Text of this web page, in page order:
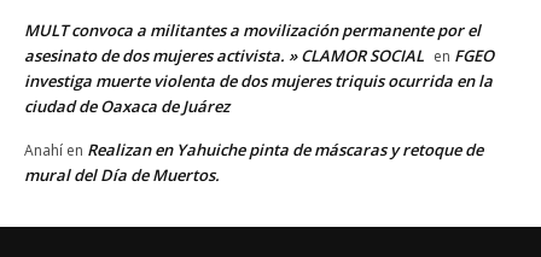
MULT convoca a militantes a movilización permanente por el
asesinato de dos mujeres activista. » CLAMOR SOCIAL en FGEO
investiga muerte violenta de dos mujeres triquis ocurrida en la
ciudad de Oaxaca de Juárez
Anahí en Realizan en Yahuiche pinta de máscaras y retoque de
mural del Día de Muertos.